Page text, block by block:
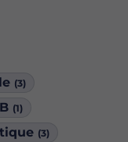
(3)
(1)
(3)